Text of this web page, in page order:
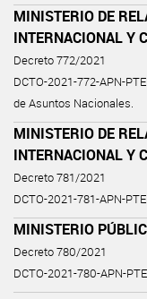
MINISTERIO DE
INTERNACIONAL Y
Decreto 772/2021
DCTO-2021-772-APN-
de Asuntos Nacionales.
MINISTERIO DE
INTERNACIONAL Y
Decreto 781/2021
DCTO-2021-781-APN-
MINISTERIO
Decreto 780/2021
DCTO-2021-780-APN-